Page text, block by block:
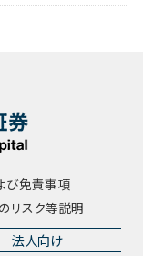
び免責事項
リスク等説明
法人向け